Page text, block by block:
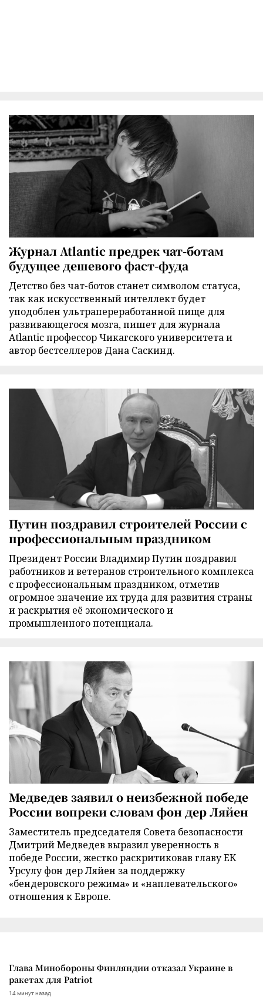
Журнал Atlantic предрек чат-ботам
будущее дешевого фаст-фуда
Детство без чат-ботов станет символом статуса,
так как искусственный интеллект будет
уподоблен ультрапереработанной пище для
развивающегося мозга, пишет для журнала
Atlantic профессор Чикагского университета и
автор бестселлеров Дана Саскинд.
Путин поздравил строителей России с
профессиональным праздником
Президент России Владимир Путин поздравил
работников и ветеранов строительного комплекса
с профессиональным праздником, отметив
огромное значение их труда для развития страны
и раскрытия её экономического и
промышленного потенциала.
Медведев заявил о неизбежной победе
России вопреки словам фон дер Ляйен
Заместитель председателя Совета безопасности
Дмитрий Медведев выразил уверенность в
победе России, жестко раскритиковав главу ЕК
Урсулу фон дер Ляйен за поддержку
«бендеровского режима» и «наплевательского»
отношения к Европе.
Глава Минобороны Финляндии отказал Украине в
ракетах для Patriot
14 минут назад